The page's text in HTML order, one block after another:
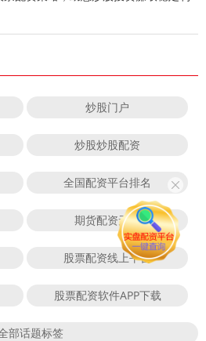
炒股门户
炒股炒股配资
全国配资平台排名
期货配资无息
股票配资线上平台
股票配资软件APP下载
部话题标签